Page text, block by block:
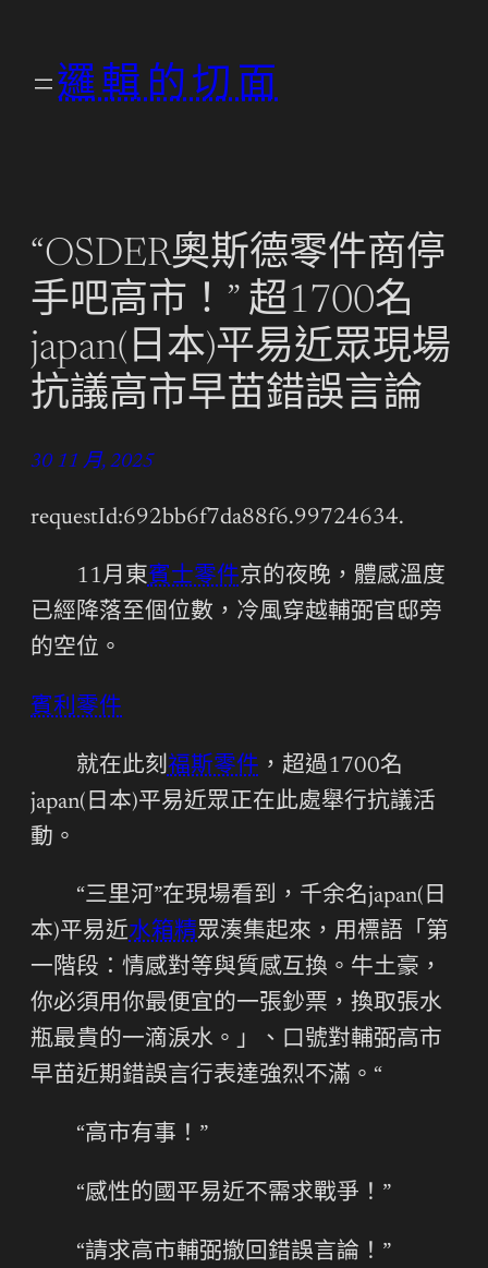
邏輯的切面
“OSDER奧斯德零件商停
手吧高市！” 超1700名
japan(日本)平易近眾現場
抗議高市早苗錯誤言論
30 11 月, 2025
requestId:692bb6f7da88f6.99724634.
11月東賓士零件京的夜晚，體感溫度
已經降落至個位數，冷風穿越輔弼官邸旁
的空位。
賓利零件
就在此刻福斯零件 ，超過1700名
japan(日本)平易近眾正在此處舉行抗議活
動。
“三里河”在現場看到，千余名japan(日
本)平易近水箱精眾湊集起來，用標語「第
一階段：情感對等與質感互換。牛土豪，
你必須用你最便宜的一張鈔票，換取張水
瓶最貴的一滴淚水。」、口號對輔弼高市
早苗近期錯誤言行表達強烈不滿。“
“高市有事！”
“感性的國平易近不需求戰爭！”
“請求高市輔弼撤回錯誤言論！”